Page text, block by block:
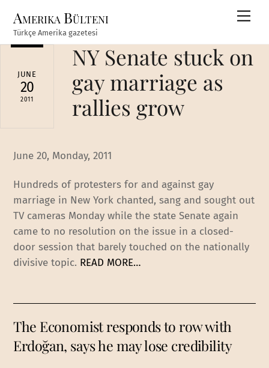
content
Amerika Bülteni
Türkçe Amerika gazetesi
JUNE
20
2011
NY Senate stuck on
gay marriage as
rallies grow
June 20, Monday, 2011
Hundreds of protesters for and against gay
marriage in New York chanted, sang and sought out
TV cameras Monday while the state Senate again
came to no resolution on the issue in a closed-
door session that barely touched on the nationally
divisive topic. READ MORE…
The Economist responds to row with
Erdoğan, says he may lose credibility